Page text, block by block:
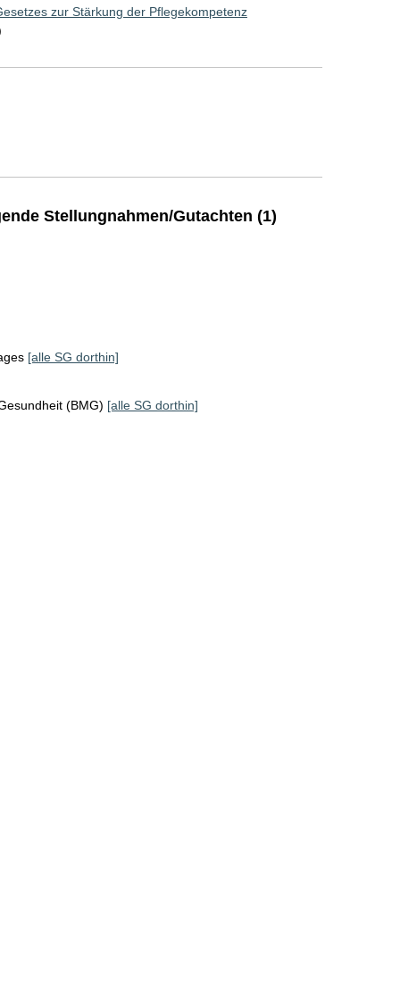
zur Stärkung der Pflegekompetenz
Stellungnahmen/Gutachten (1)
[alle SG dorthin]
(BMG) [alle SG dorthin]